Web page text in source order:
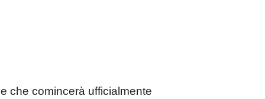
che comincerà ufficialmente